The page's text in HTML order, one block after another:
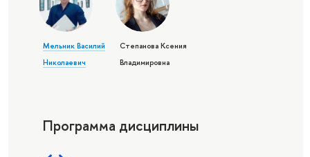
Мельник Василий
Николаевич
Степанова Ксения
Владимировна
Программа дисциплины